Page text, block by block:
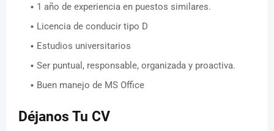
1 año de experiencia en puestos similares.
Licencia de conducir tipo D
Estudios universitarios
Ser puntual, responsable, organizada y proactiva.
Buen manejo de MS Office
Déjanos Tu CV